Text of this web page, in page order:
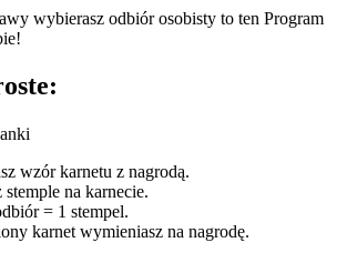
wybierasz odbiór osobisty to ten Program
wzór karnetu z nagrodą.
stemple na karnecie.
= 1 stempel.
karnet wymieniasz na nagrodę.